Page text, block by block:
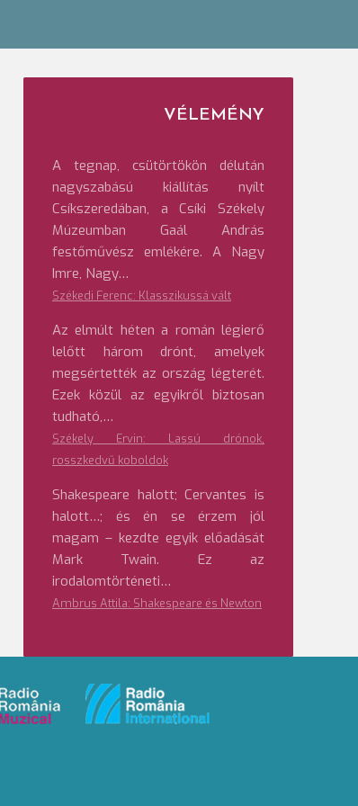
VÉLEMÉNY
A tegnap, csütörtökön délután
nagyszabású kiállítás nyílt
Csíkszeredában, a Csíki Székely
Múzeumban Gaál András
festőművész emlékére. A Nagy
Imre, Nagy…
Székedi Ferenc: Klasszikussá vált
Az elmúlt héten a román légierő
lelőtt három drónt, amelyek
megsértették az ország légterét.
Ezek közül az egyikről biztosan
tudható,…
Székely Ervin: Lassú drónok,
rosszkedvű koboldok
Shakespeare halott; Cervantes is
halott…; és én se érzem jól
magam – kezdte egyik előadását
Mark Twain. Ez az
irodalomtörténeti…
Ambrus Attila: Shakespeare és Newton